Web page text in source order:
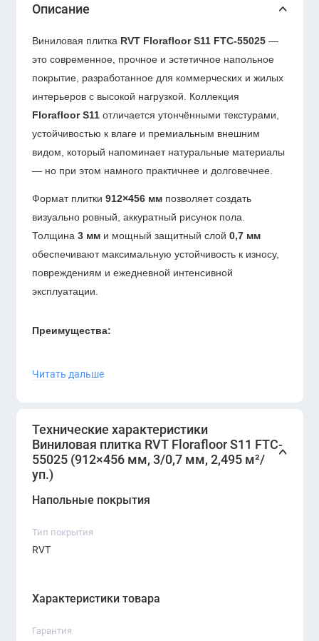
Описание
Виниловая плитка RVT Florafloor S11 FTC-55025 —
это современное, прочное и эстетичное напольное
покрытие, разработанное для коммерческих и жилых
интерьеров с высокой нагрузкой. Коллекция
Florafloor S11 отличается утончёнными текстурами,
устойчивостью к влаге и премиальным внешним
видом, который напоминает натуральные материалы
— но при этом намного практичнее и долговечнее.
Формат плитки 912×456 мм позволяет создать
визуально ровный, аккуратный рисунок пола.
Толщина 3 мм и мощный защитный слой 0,7 мм
обеспечивают максимальную устойчивость к износу,
повреждениям и ежедневной интенсивной
эксплуатации.
Преимущества:
максимальная износостойкость
Устойчива к царапинам, пятнам и
механическим нагрузкам
Не боится перепадов температур
офисных пространств
RVT Florafloor S11 FTC-55025 — это
Читать дальше
Технические характеристики
Виниловая плитка RVT Florafloor S11 FTC-
55025 (912×456 мм, 3/0,7 мм, 2,495 м²/
уп.)
Напольные покрытия
Тип покрытия
RVT
Характеристики товара
Гарантия